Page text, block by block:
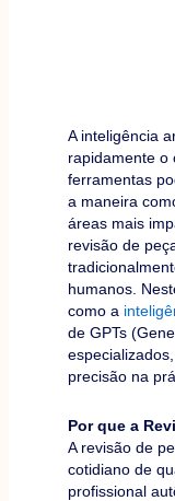
A inteligência
rapidamente o
ferramentas
a maneira
áreas mais
revisão de
humanos.
como a
de GPTs
precisão na
Por que a
A revisão de
cotidiano de
profissional